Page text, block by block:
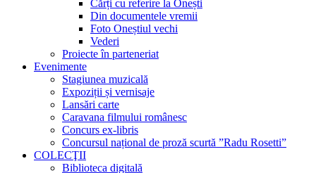
Cărți cu referire la Onești
Din documentele vremii
Foto Oneștiul vechi
Vederi
Proiecte în parteneriat
Evenimente
Stagiunea muzicală
Expoziții și vernisaje
Lansări carte
Caravana filmului românesc
Concurs ex-libris
Concursul național de proză scurtă ”Radu Rosetti”
COLECŢII
Biblioteca digitală